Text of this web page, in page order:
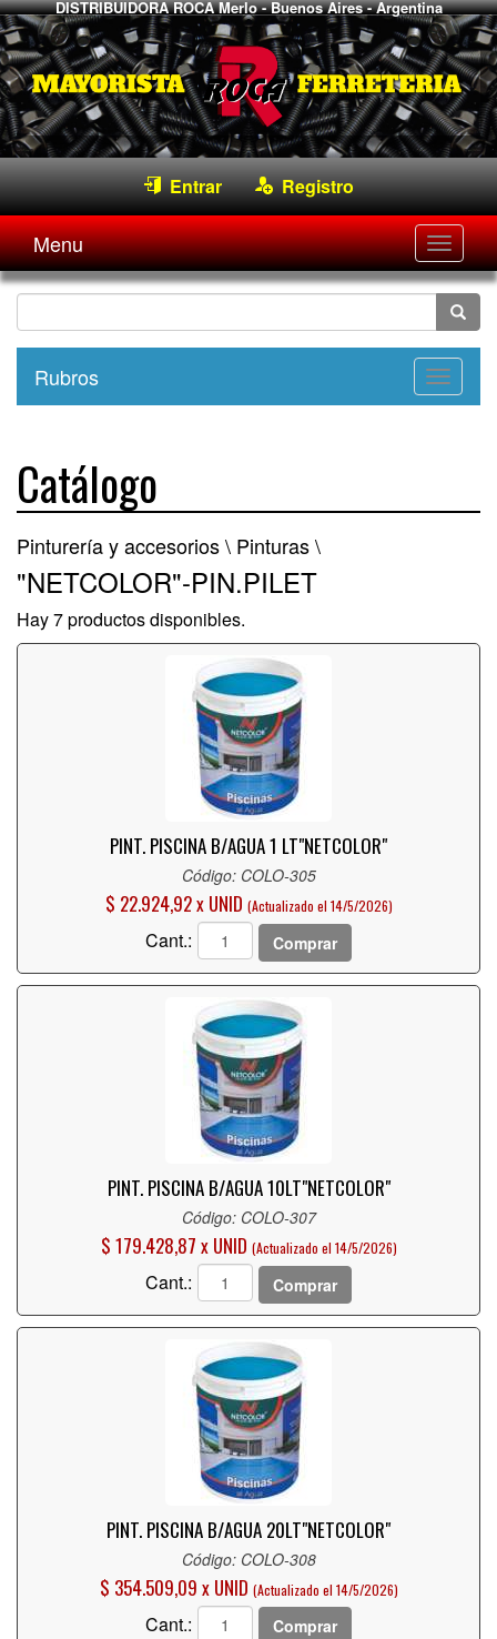
DISTRIBUIDORA ROCA Merlo - Buenos Aires - Argentina
Entrar Registro
Menu
Rubros
Catálogo
Pinturería y accesorios \ Pinturas \
"NETCOLOR"-PIN.PILET
Hay 7 productos disponibles.
PINT. PISCINA B/AGUA 1 LT"NETCOLOR"
Código: COLO-305
$ 22.924,92 x UNID (Actualizado el 14/5/2026)
Cant.: Comprar
PINT. PISCINA B/AGUA 10LT"NETCOLOR"
Código: COLO-307
$ 179.428,87 x UNID (Actualizado el 14/5/2026)
Cant.: Comprar
PINT. PISCINA B/AGUA 20LT"NETCOLOR"
Código: COLO-308
$ 354.509,09 x UNID (Actualizado el 14/5/2026)
Cant.: Comprar